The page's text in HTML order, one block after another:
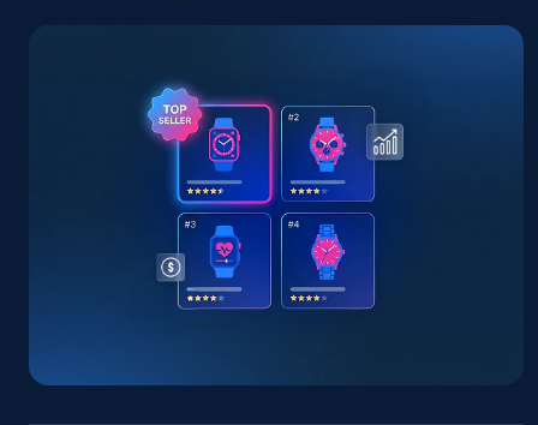
Jetzt anfangen
eBay - Gather data on products using
specified keywords
URL, Product id, Title, Seller name, Seller rating,
Seller reviews, Breadcrumbs, Root category, and